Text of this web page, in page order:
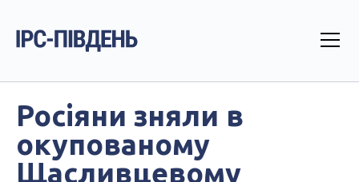
Росіяни зняли в
окупованому
Щасливцевому